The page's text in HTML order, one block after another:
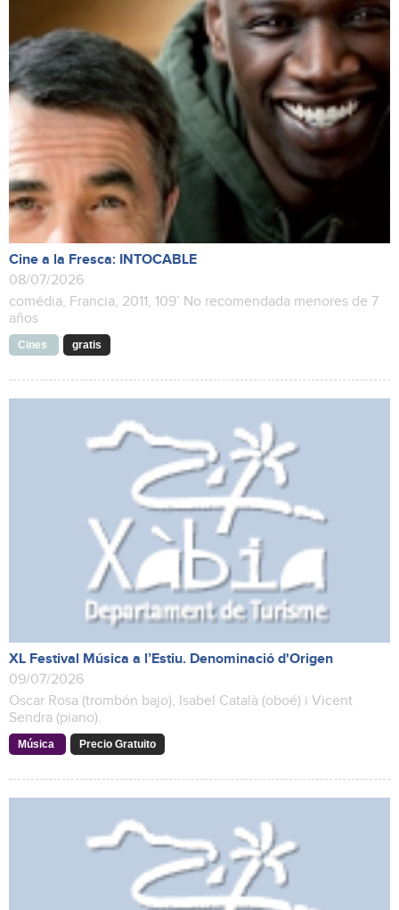
Cine a la Fresca: INTOCABLE
08/07/2026
comédia, Francia, 2011, 109’ No recomendada menores de 7
años
Cines gratis
XL Festival Música a l’Estiu. Denominació d'Origen
09/07/2026
Oscar Rosa (trombón bajo), Isabel Català (oboé) i Vicent
Sendra (piano).
Música Precio Gratuito